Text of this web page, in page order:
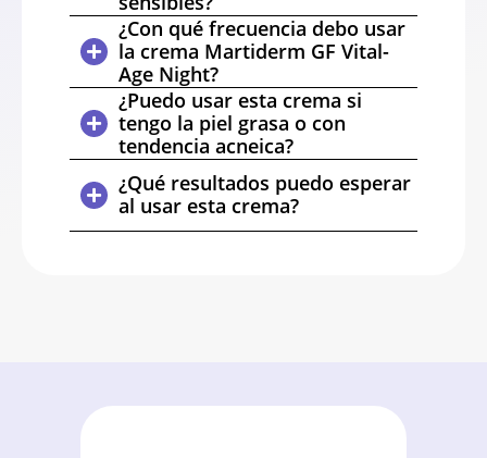
¿Con qué frecuencia debo usar
la crema Martiderm GF Vital-
Age Night?
¿Puedo usar esta crema si
tengo la piel grasa o con
tendencia acneica?
¿Qué resultados puedo esperar
al usar esta crema?